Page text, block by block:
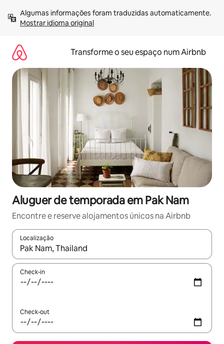
para
Mostrar idioma original
Transforme o seu espaço num Airbnb
Aluguer de temporada em Pak Nam
Encontre e reserve alojamentos únicos na Airbnb
Localização
Quando os resultados estiverem disponíveis, navegue com
Check-in
Check-out